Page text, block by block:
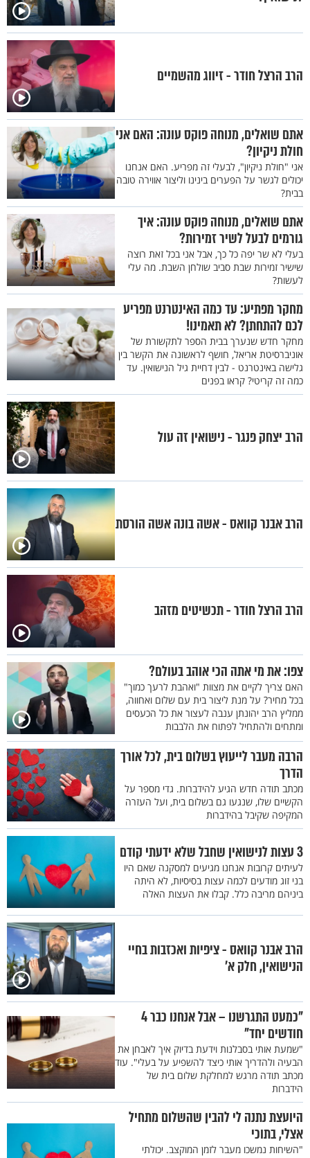
הרב הרצל חודר - זיווג מהשמיים
אתם שואלים, מנוחה פוקס עונה: האם אני
חולת ניקיון?
אני "חולת ניקיון", לבעלי זה מפריע. האם אנחנו
יכולים לגשר על הפערים בינינו וליצור אווירה טובה
בבית?
אתם שואלים, מנוחה פוקס עונה: איך
גורמים לבעל לשיר זמירות?
בעלי לא שר יפה כל כך, אבל אני בכל זאת רוצה
שישיר זמירות שבת סביב שולחן השבת. מה עלי
לעשות?
מחקר מפתיע: עד כמה האינטרנט מפריע
לכם להתחתן? לא תאמינו!
מחקר חדש שנערך בבית הספר לתקשורת של
אוניברסיטת אריאל, חושף לראשונה את הקשר בין
גלישה באינטרנט - לבין דחיית גיל הנישואין. עד
כמה זה קריטי? קראו בפנים
הרב יצחק פנגר - נישואין זה עול
הרב אבנר קוואס - אשה בונה אשה הורסת
הרב הרצל חודר - תכשיטים מזהב
צפו: את מי אתה הכי אוהב בעולם?
האם צריך לקיים את מצוות "ואהבת לרעך כמוך"
בכל מחיר? על מנת ליצור בית עם שלום ואחווה,
ממליץ הרב יהונתן ענבה לעצור את כל הכעסים
ומתחים ולהתחיל לפתוח את הלבבות
הרבה מעבר לייעוץ בשלום בית, לכל אורך
הדרך
מכתב תודה חדש הגיע להידברות. גדי מספר על
הקשיים שלו, שנגעו גם בשלום בית, ועל העזרה
המקיפה שקיבל בהידברות
3 עצות לנישואין שחבל שלא ידעתי קודם
לעיתים קרובות אנחנו מגיעים למסקנה שאם היו
בני זוג מודעים לכמה עצות בסיסיות, לא היתה
ביניהם מריבה כלל. קבלו את העצות האלה
הרב אבנר קוואס - ציפיות ואכזבות בחיי
הנישואין, חלק א’
"כמעט התגרשנו – אבל אנחנו כבר 4
חודשים יחד"
"שמעת אותי בסבלנות וידעת בדיוק איך לאבחן את
הבעיה ולהדריך אותי כיצד להשפיע על בעלי". עוד
מכתב תודה מרגש למחלקת שלום בית של
הידברות
היועצת נתנה לי להבין שהשלום מתחיל
אצלי, בתוכי
"השיחות נמשכו מעבר לזמן המוקצב. יכולתי